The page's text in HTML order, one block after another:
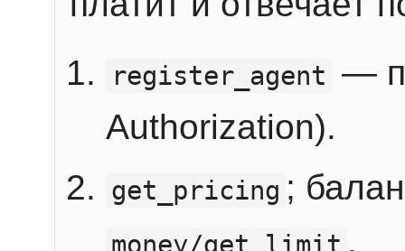
register_agent —
Authorization).
get_pricing ;
.